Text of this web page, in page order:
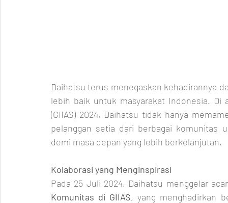
Daihatsu terus menegaskan kehadirannya
lebih baik untuk masyarakat Indonesia. Di
(GIIAS) 2024, Daihatsu tidak hanya
pelanggan setia dari berbagai komunitas
demi masa depan yang lebih berkelanjutan.
Kolaborasi yang Menginspirasi
Pada 25 Juli 2024, Daihatsu menggelar
Komunitas di GIIAS, yang menghadirkan